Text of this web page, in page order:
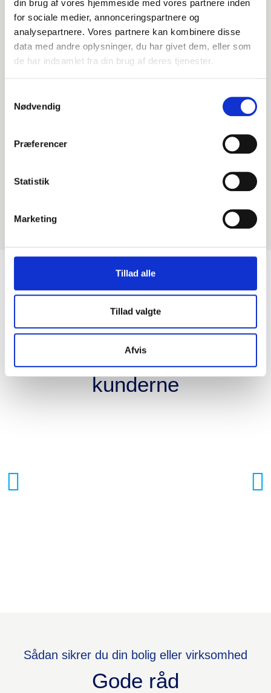
din brug af vores hjemmeside med vores partnere inden
for sociale medier, annonceringspartnere og
analysepartnere. Vores partnere kan kombinere disse
data med andre oplysninger, du har givet dem, eller som
de har indsamlet fra din brug af deres tjenester.
Nødvendig
Præferencer
Statistik
Marketing
Tillad alle
Tillad valgte
Afvis
”Hvad siger
kunderne
-Thomas S.
Sådan sikrer du din bolig eller virksomhed
Gode råd